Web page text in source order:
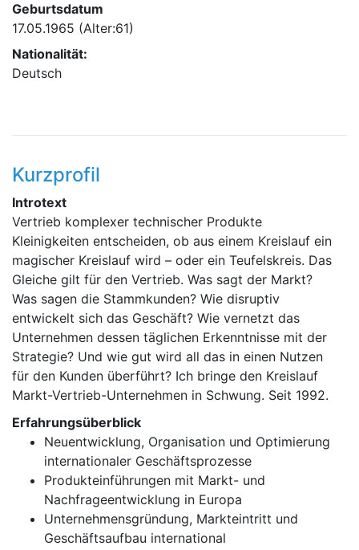
Geburtsdatum
17.05.1965 (Alter:61)
Nationalität:
Deutsch
Kurzprofil
Introtext
Vertrieb komplexer technischer Produkte
Kleinigkeiten entscheiden, ob aus einem Kreislauf ein
magischer Kreislauf wird – oder ein Teufelskreis. Das
Gleiche gilt für den Vertrieb. Was sagt der Markt?
Was sagen die Stammkunden? Wie disruptiv
entwickelt sich das Geschäft? Wie vernetzt das
Unternehmen dessen täglichen Erkenntnisse mit der
Strategie? Und wie gut wird all das in einen Nutzen
für den Kunden überführt? Ich bringe den Kreislauf
Markt-Vertrieb-Unternehmen in Schwung. Seit 1992.
Erfahrungsüberblick
Neuentwicklung, Organisation und Optimierung
internationaler Geschäftsprozesse
Produkteinführungen mit Markt- und
Nachfrageentwicklung in Europa
Unternehmensgründung, Markteintritt und
Geschäftsaufbau international